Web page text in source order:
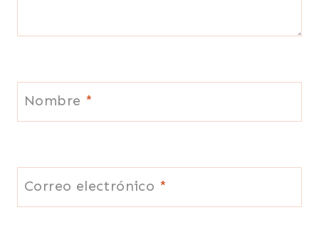
Nombre *
Correo electrónico *